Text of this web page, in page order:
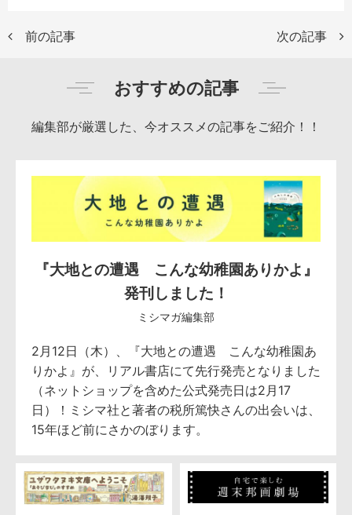
前の記事 次の記事
おすすめの記事
編集部が厳選した、今オススメの記事をご紹介！！
『大地との遭遇 こんな幼稚園ありかよ』
発刊しました！
ミシマガ編集部
2月12日（木）、『大地との遭遇 こんな幼稚園あ
りかよ』が、リアル書店にて先行発売となりました
（ネットショップを含めた公式発売日は2月17
日）！ミシマ社と著者の税所篤快さんの出会いは、
15年ほど前にさかのぼります。